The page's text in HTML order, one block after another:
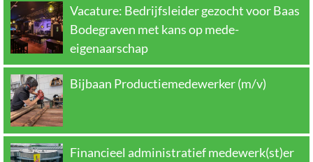
Vacature: Bedrijfsleider gezocht voor Baas
Bodegraven met kans op mede-
eigenaarschap
Bijbaan Productiemedewerker (m/v)
Financieel administratief medewerk(st)er